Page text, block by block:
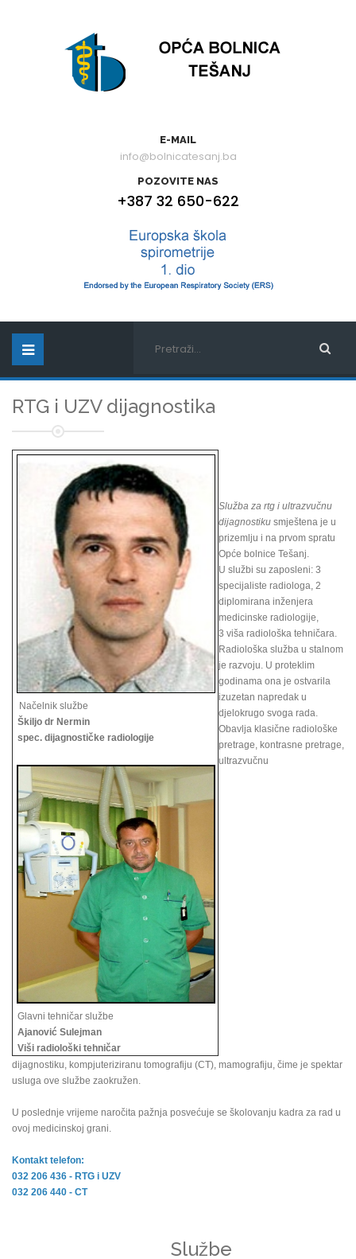
E-MAIL
info@bolnicatesanj.ba
POZOVITE NAS
+387 32 650-622
RTG i UZV dijagnostika
Načelnik službe
Škiljo dr Nermin
spec. dijagnostičke radiologije
Glavni tehničar službe
Ajanović Sulejman
Viši radiološki tehničar
Služba za rtg i ultrazvučnu
dijagnostiku smještena je u
prizemlju i na prvom spratu
Opće bolnice Tešanj.
U službi su zaposleni: 3
specijaliste radiologa, 2
diplomirana inženjera
medicinske radiologije,
3 viša radiološka tehničara.
Radiološka služba u stalnom
je razvoju. U proteklim
godinama ona je ostvarila
izuzetan napredak u
djelokrugo svoga rada.
Obavlja klasične radiološke
pretrage, kontrasne pretrage,
ultrazvučnu
dijagnostiku, kompjuteriziranu tomografiju (CT), mamografiju, čime je spektar
usluga ove službe zaokružen.
U poslednje vrijeme naročita pažnja posvećuje se školovanju kadra za rad u
ovoj medicinskoj grani.
Kontakt telefon:
032 206 436 - RTG i UZV
032 206 440 - CT
Službe